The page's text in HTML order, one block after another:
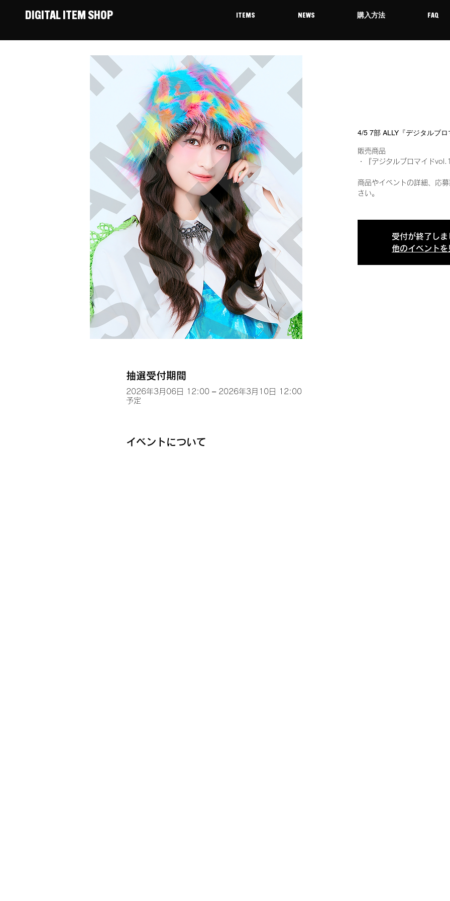
DIGITAL ITEM SHOP ITEMS NEWS 購入方法 FAQ
4/5 7部 ALLY『デジタルブ
販売商品
・『デジタルブロマイド
商品やイベントの詳細、応
さい。
受付が終了しま
他のイベントを
抽選受付期間
2026年3月06日 12:00 – 2026年3月10日 12:00
予定
イベントについて